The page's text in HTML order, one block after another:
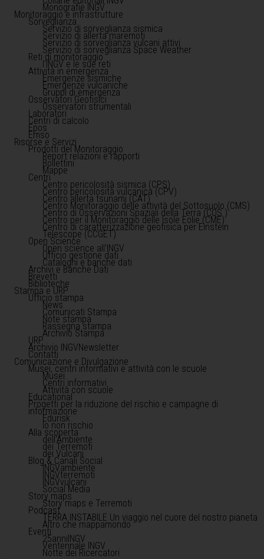
Monografie INGV
Monitoraggio e infrastrutture
Sorveglianza
Servizio di sorveglianza sismica
Servizio di allerta maremoti
Servizio di sorveglianza vulcani attivi
Servizio di sorveglianza Space Weather
Reti di monitoraggio
l'INGV e le sue reti
Attività in emergenza
Emergenze sismiche
Emergenze vulcaniche
Gruppi di emergenza
Osservatori Geofisici
Osservatori strumentali
Laboratori
Centri di calcolo
Epos
Emso
Risorse e Servizi
Prodotti del Monitoraggio
Report relazioni e rapporti
Bollettini
Mappe
Centri
Centro pericolosità sismica (CPS)
Centro pericolosità vulcanica (CPV)
Centro allerta tsunami (CAT)
Centro Monitoraggio delle attività del Sottosuolo (CMS)
Centro di Osservazioni Spaziali della Terra (COS )
Centro per il Monitoraggio delle Isole Eolie (CME)
Centro di caratterizzazione geofisica per Einstein
Telescope (CCGET)
Open Science
Open science all'INGV
Ufficio gestione dati
Cataloghi e banche dati
Archivi e Banche Dati
Brevetti
Biblioteche
Stampa e URP
Ufficio stampa
News
Comunicati Stampa
Note stampa
Rassegna stampa
Archivio Stampa
URP
Archivio INGVNewsletter
Contatti
Comunicazione e Divulgazione
Musei, centri informativi e attività con le scuole
Musei
Centri informativi
Attività con scuole
Educational
Progetti per la riduzione del rischio e campagne di
informazione
Edurisk
Io non rischio
Alla scoperta
dell'Ambiente
dei Terremoti
dei Vulcani
Blog & Canali Social
INGVambiente
INGVterremoti
INGVvulcani
Social Media
Story maps
Story maps e Terremoti
Podcast
TERRA INSTABILE Un viaggio nel cuore del nostro pianeta
Altro che mappamondo
Eventi
25anniINGV
Ventennale INGV
Notte dei Ricercatori